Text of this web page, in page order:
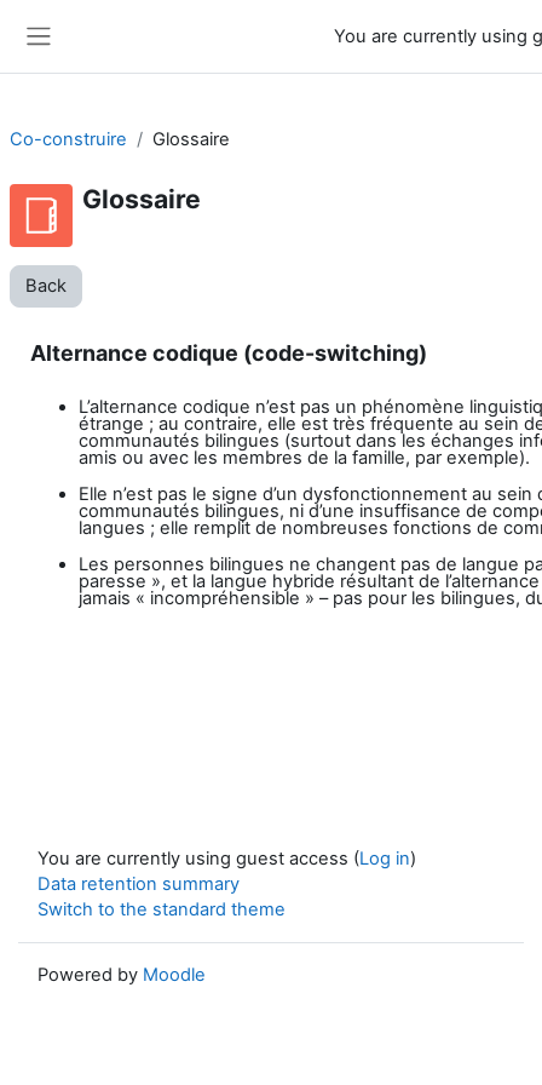
You are currently using
Co-construire Glossaire
Glossaire
Back
Alternance codique (code-switching)
L’alternance codique n’est pas un phénomène
étrange ; au contraire, elle est très fréquente au sein
communautés bilingues (surtout dans les échanges
amis ou avec les membres de la famille, par exemple).
Elle n’est pas le signe d’un dysfonctionnement au sein
communautés bilingues, ni d’une insuffisance de
langues ; elle remplit de nombreuses fonctions de
Les personnes bilingues ne changent pas de langue
paresse », et la langue hybride résultant de
jamais « incompréhensible » – pas pour les bilingues,
You are currently using guest access (Log in)
Data retention summary
Switch to the standard theme
Powered by Moodle